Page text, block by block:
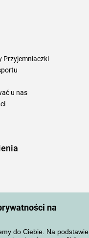
na
do Ciebie. Na podstawie
Przyjemniaczki
u nas